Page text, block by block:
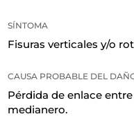
SÍNTOMA
Fisuras verticales y/o
CAUSA PROBABLE DEL
Pérdida de enlace
medianero.